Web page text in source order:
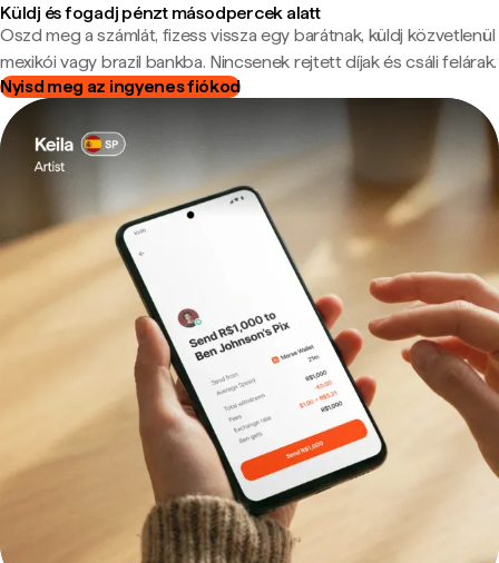
Küldj és fogadj pénzt másodpercek alatt
Oszd meg a számlát, fizess vissza egy barátnak, küldj közvetlenül
mexikói vagy brazil bankba. Nincsenek rejtett díjak és csáli felárak.
Nyisd meg az ingyenes fiókod